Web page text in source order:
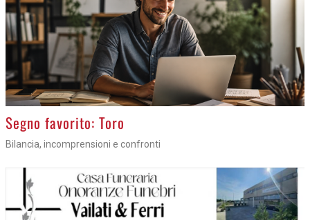
>
Segno favorito: Toro
Bilancia, incomprensioni e confronti